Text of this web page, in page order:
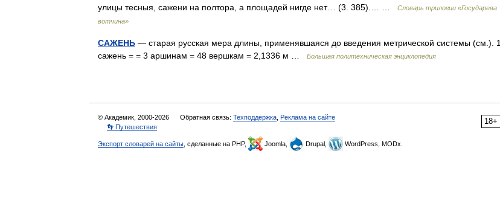
улицы тесныя, сажени на полтора, а площадей нигде нет… (3. 385).… …
Словарь трилогии «Государева
вотчина»
САЖЕНЬ — старая русская мера длины, применявшаяся до введения метрической системы (см.). 1
сажень = = 3 аршинам = 48 вершкам = 2,1336 м …
Большая политехническая энциклопедия
18+
© Академик, 2000-2026 Обратная связь: Техподдержка Реклама на сайте
👣 Путешествия
Экспорт словарей на сайты , сделанные на PHP, Joomla, Drupal, WordPress, MODx.